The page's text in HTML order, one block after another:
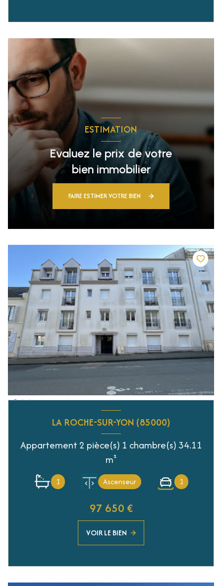
ESTIMATION
Evaluez le prix de votre
bien immobilier
FAIRE ESTIMER VOTRE BIEN
LA ROCHE-SUR-YON (85000)
Appartement 2 pièce(s) 1 chambre(s) 34.11
m²
1 Ascenseur 1
97 650 €
VOIR LE BIEN